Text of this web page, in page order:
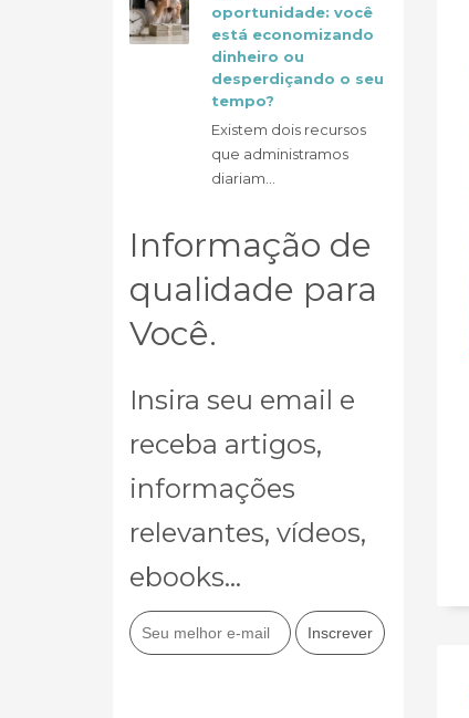
oportunidade: você
está economizando
dinheiro ou
desperdiçando o seu
tempo?
Existem dois recursos
que administramos
diariam...
Informação de
qualidade para
Você.
Insira seu email e
receba artigos,
informações
relevantes, vídeos,
ebooks...